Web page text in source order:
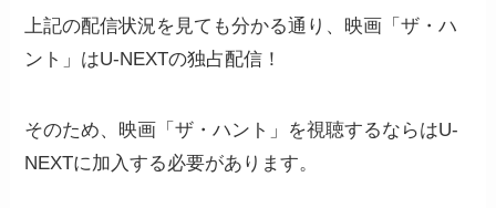
上記の配信状況を見ても分かる通り、映画「ザ・ハ
ント」はU-NEXTの独占配信！
そのため、映画「ザ・ハント」を視聴するならはU-
NEXTに加入する必要があります。